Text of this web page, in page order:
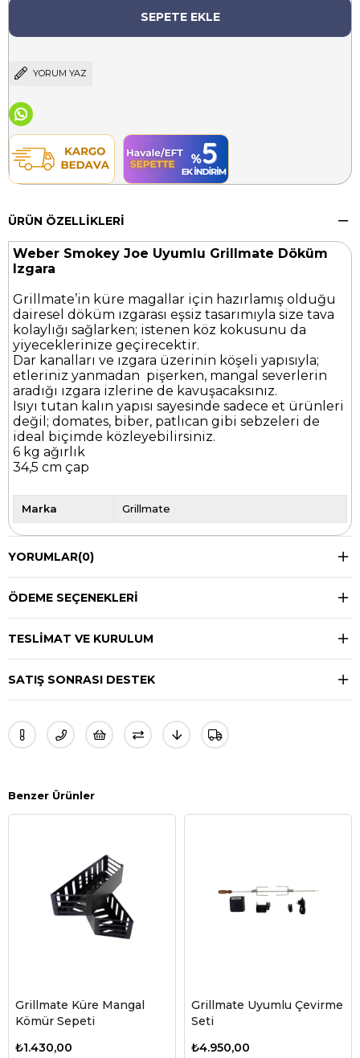
YORUM YAZ
ÜRÜN ÖZELLIKLERI
Weber Smokey Joe Uyumlu Grillmate Döküm
Izgara
Grillmate’in küre magallar için hazırlamış olduğu
dairesel döküm ızgarası eşsiz tasarımıyla size tava
kolaylığı sağlarken; istenen köz kokusunu da
yiyeceklerinize geçirecektir.
Dar kanalları ve ızgara üzerinin köşeli yapısıyla;
etleriniz yanmadan pişerken, mangal severlerin
aradığı ızgara izlerine de kavuşacaksınız.
Isıyı tutan kalın yapısı sayesinde sadece et ürünleri
değil; domates, biber, patlıcan gibi sebzeleri de
ideal biçimde közleyebilirsiniz.
6 kg ağırlık
34,5 cm çap
Marka Grillmate
YORUMLAR(0)
ÖDEME SEÇENEKLERI
TESLIMAT VE KURULUM
SATIŞ SONRASI DESTEK
Benzer Ürünler
Grillmate Küre Mangal
Kömür Sepeti
₺1.430,00
Grillmate Uyumlu Çevirme
Seti
₺4.950,00